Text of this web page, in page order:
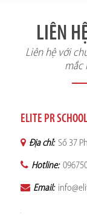
LIÊN
Liên hệ với
mắc
ELITE PR
Địa chỉ: Số 37
Hotline:
Email: